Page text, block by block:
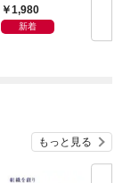
らない体」を手に入れ
るための習慣
1,980
新着
もっと見る